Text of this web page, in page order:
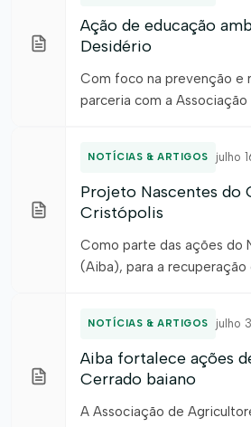
Ação de educação
Desidério
Com foco na prevenção e
parceria com a
NOTÍCIAS & ARTIGOS julho
Projeto Nascentes do
Cristópolis
Como parte das ações do
(Aiba), para a
NOTÍCIAS & ARTIGOS julho
Aiba fortalece ações
Cerrado baiano
A Associação de